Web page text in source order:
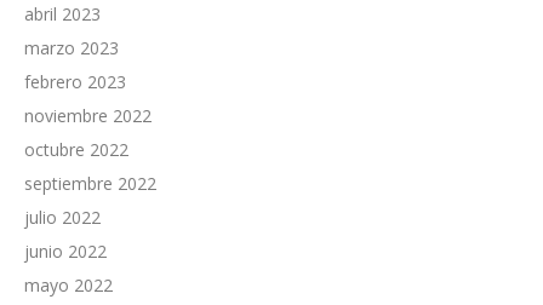
abril 2023
marzo 2023
febrero 2023
noviembre 2022
octubre 2022
septiembre 2022
julio 2022
junio 2022
mayo 2022